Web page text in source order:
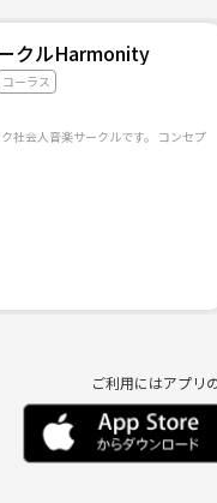
がカメラ📸で
クルHarmonity
コーラス
ご利用にはアプリ